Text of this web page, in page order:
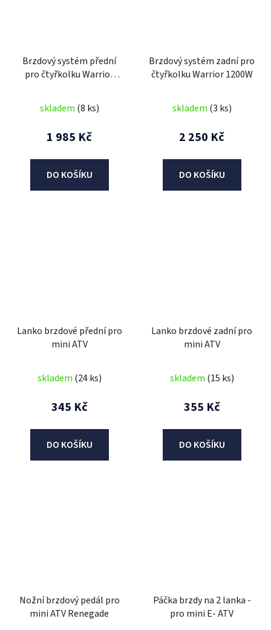
Brzdový systém přední
pro čtyřkolku Warrior
skladem (8 ks)
1 985 Kč
DO KOŠÍKU
Brzdový systém zadní pro
čtyřkolku Warrior 1200W
skladem (3 ks)
2 250 Kč
DO KOŠÍKU
Lanko brzdové přední pro
mini ATV
skladem (24 ks)
345 Kč
DO KOŠÍKU
Lanko brzdové zadní pro
mini ATV
skladem (15 ks)
355 Kč
DO KOŠÍKU
Nožní brzdový pedál pro
mini ATV Renegade
Páčka brzdy na 2 lanka -
pro mini E- ATV